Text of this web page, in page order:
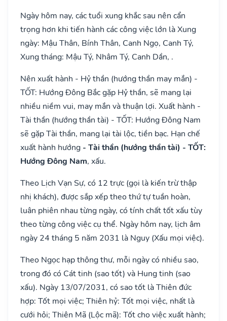
Ngày hôm nay, các tuổi xung khắc sau nên cẩn
trọng hơn khi tiến hành các công việc lớn là Xung
ngày: Mậu Thân, Bính Thân, Canh Ngọ, Canh Tý,
Xung tháng: Mậu Tý, Nhâm Tý, Canh Dần, .
Nên xuất hành - Hỷ thần (hướng thần may mắn) -
TỐT: Hướng Đông Bắc gặp Hỷ thần, sẽ mang lại
nhiều niềm vui, may mắn và thuận lợi. Xuất hành -
Tài thần (hướng thần tài) - TỐT: Hướng Đông Nam
sẽ gặp Tài thần, mang lại tài lộc, tiền bạc. Hạn chế
xuất hành hướng - Tài thần (hướng thần tài) - TỐT:
Hướng Đông Nam, xấu.
Theo Lịch Vạn Sự, có 12 trực (gọi là kiến trừ thập
nhị khách), được sắp xếp theo thứ tự tuần hoàn,
luân phiên nhau từng ngày, có tính chất tốt xấu tùy
theo từng công việc cụ thể. Ngày hôm nay, lịch âm
ngày 24 tháng 5 năm 2031 là Nguy (Xấu mọi việc).
Theo Ngọc hạp thông thư, mỗi ngày có nhiều sao,
trong đó có Cát tinh (sao tốt) và Hung tinh (sao
xấu). Ngày 13/07/2031, có sao tốt là Thiên đức
hợp: Tốt mọi việc; Thiên hỷ: Tốt mọi việc, nhất là
cưới hỏi; Thiên Mã (Lộc mã): Tốt cho việc xuất hành;